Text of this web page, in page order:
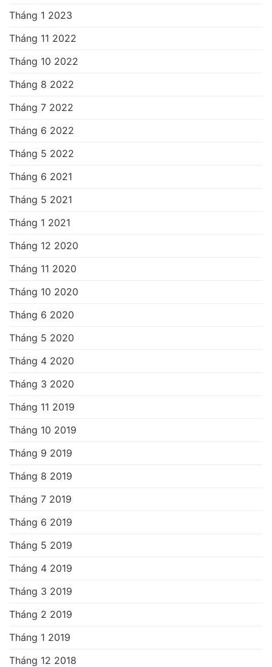
Tháng 1 2023
Tháng 11 2022
Tháng 10 2022
Tháng 8 2022
Tháng 7 2022
Tháng 6 2022
Tháng 5 2022
Tháng 6 2021
Tháng 5 2021
Tháng 1 2021
Tháng 12 2020
Tháng 11 2020
Tháng 10 2020
Tháng 6 2020
Tháng 5 2020
Tháng 4 2020
Tháng 3 2020
Tháng 11 2019
Tháng 10 2019
Tháng 9 2019
Tháng 8 2019
Tháng 7 2019
Tháng 6 2019
Tháng 5 2019
Tháng 4 2019
Tháng 3 2019
Tháng 2 2019
Tháng 1 2019
Tháng 12 2018